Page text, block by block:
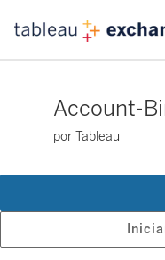
Account-
por Tableau